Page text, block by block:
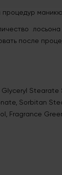
после
Sorbitan
Fragrance